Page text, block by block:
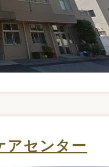
アセンター